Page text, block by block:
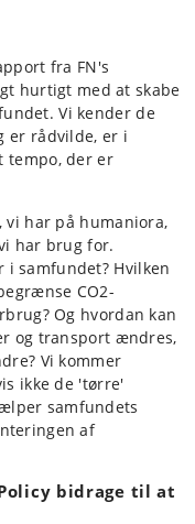
fra FN's
hurtigt med at skabe
Vi kender de
er rådvilde, er i
tempo, der er
vi har på humaniora,
har brug for.
samfundet? Hvilken
CO2-
Og hvordan kan
og transport ændres,
Vi kommer
ikke de 'tørre'
samfundets
af
bidrage til at